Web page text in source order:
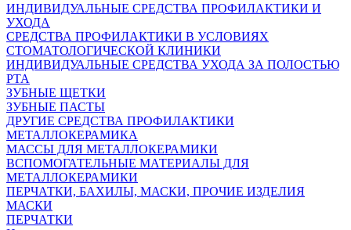
ИНДИВИДУАЛЬНЫЕ СРЕДСТВА ПРОФИЛАКТИКИ И
УХОДА
СРЕДСТВА ПРОФИЛАКТИКИ В УСЛОВИЯХ
СТОМАТОЛОГИЧЕСКОЙ КЛИНИКИ
ИНДИВИДУАЛЬНЫЕ СРЕДСТВА УХОДА ЗА ПОЛОСТЬЮ
РТА
ЗУБНЫЕ ЩЕТКИ
ЗУБНЫЕ ПАСТЫ
ДРУГИЕ СРЕДСТВА ПРОФИЛАКТИКИ
МЕТАЛЛОКЕРАМИКА
МАССЫ ДЛЯ МЕТАЛЛОКЕРАМИКИ
ВСПОМОГАТЕЛЬНЫЕ МАТЕРИАЛЫ ДЛЯ
МЕТАЛЛОКЕРАМИКИ
ПЕРЧАТКИ, БАХИЛЫ, МАСКИ, ПРОЧИЕ ИЗДЕЛИЯ
МАСКИ
ПЕРЧАТКИ